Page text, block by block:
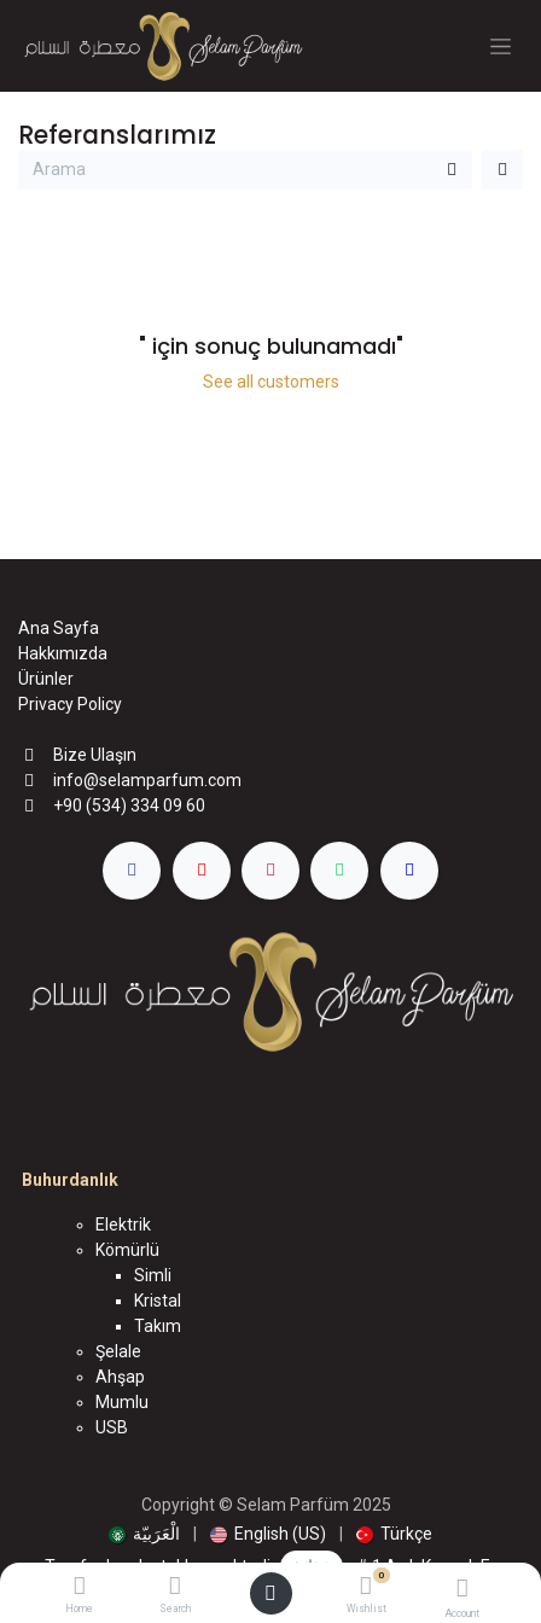
Home Search
0
Wishlist Account
Referanslarımız
" için sonuç bulunamadı"
See all customers
Ana Sayfa
Hakkımızda
Ürünler
Privacy Policy
Bize Ulaşın
info@selamparfum.com
+90 (534) 334 09 60
Buhurdanlık
Elektrik
Kömürlü
Simli
Kristal
Takım
Şelale
Ahşap
Mumlu
USB
Copyright © Selam Parfüm 2025
الْعَرَبيّة
English (US)
Türkçe
Tarafından desteklenmektedir
- # 1Açık Kaynak E-
Ticaret